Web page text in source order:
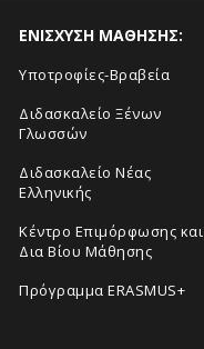
ΕΝΙΣΧΥΣΗ ΜΑΘΗΣΗΣ:
Yποτροφίες-Βραβεία
Διδασκαλείο Ξένων
Γλωσσών
Διδασκαλείο Νέας
Ελληνικής
Κέντρο Επιμόρφωσης και
Δια Βίου Μάθησης
Πρόγραμμα ERASMUS+